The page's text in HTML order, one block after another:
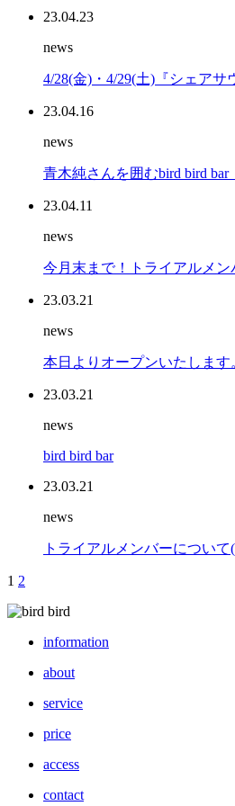
23.04.23
news
4/28(金)・4/29(土)『シェア
23.04.16
news
青木純さんを囲むbird bird
23.04.11
news
今月末まで！トライアルメン
23.03.21
news
本日よりオープンいたします
23.03.21
news
bird bird bar
23.03.21
news
トライアルメンバーについて
navigation
1 2
information
about
service
price
access
contact